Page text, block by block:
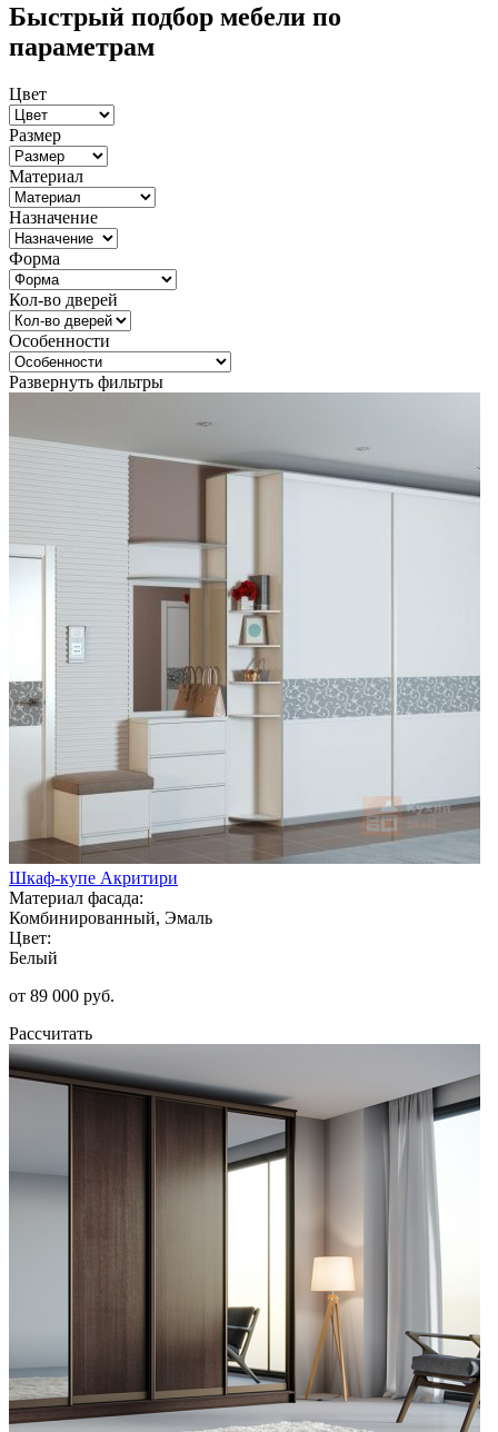
Быстрый подбор мебели по
параметрам
Цвет
Размер
Материал
Назначение
Форма
Кол-во дверей
Особенности
Развернуть фильтры
Шкаф-купе Акритири
Материал фасада:
Комбинированный, Эмаль
Цвет:
Белый
от 89 000 руб.
Рассчитать